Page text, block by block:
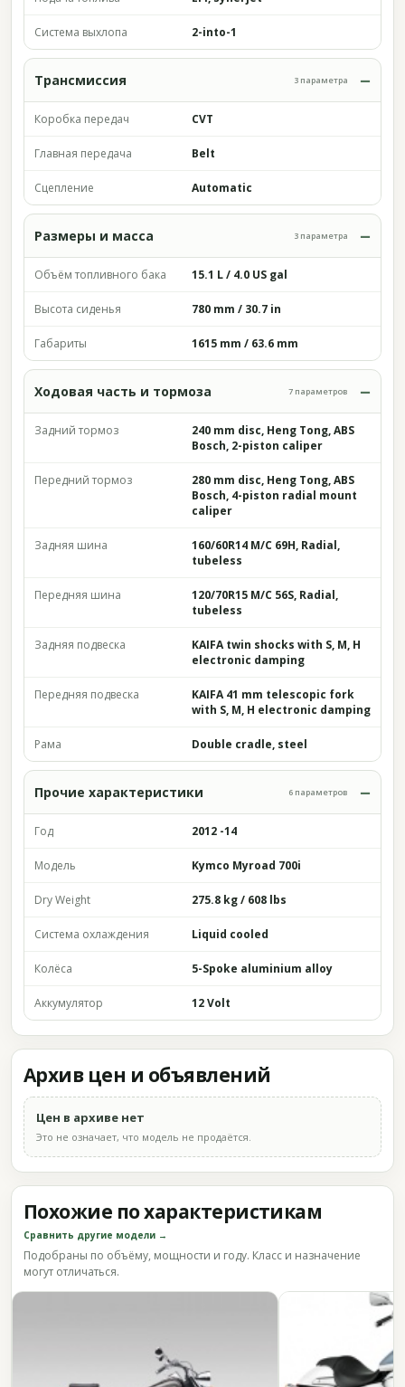
Система выхлопа 2-into-1
Трансмиссия 3 параметра
Коробка передач CVT
Главная передача Belt
Сцепление Automatic
Размеры и масса 3 параметра
Объём топливного бака 15.1 L / 4.0 US gal
Высота сиденья 780 mm / 30.7 in
Габариты 1615 mm / 63.6 mm
Ходовая часть и тормоза 7 параметров
Задний тормоз
240 mm disc, Heng Tong, ABS
Bosch, 2-piston caliper
Передний тормоз
280 mm disc, Heng Tong, ABS
Bosch, 4-piston radial mount
caliper
Задняя шина
160/60R14 M/C 69H, Radial,
tubeless
Передняя шина
120/70R15 M/C 56S, Radial,
tubeless
Задняя подвеска
KAIFA twin shocks with S, M, H
electronic damping
Передняя подвеска
KAIFA 41 mm telescopic fork
with S, M, H electronic damping
Рама Double cradle, steel
Прочие характеристики 6 параметров
Год 2012 -14
Модель Kymco Myroad 700i
Dry Weight 275.8 kg / 608 lbs
Система охлаждения Liquid cooled
Колёса 5-Spoke aluminium alloy
Аккумулятор 12 Volt
Архив цен и объявлений
Цен в архиве нет
Это не означает, что модель не продаётся.
Похожие по характеристикам
Сравнить другие модели →
Подобраны по объёму, мощности и году. Класс и назначение
могут отличаться.